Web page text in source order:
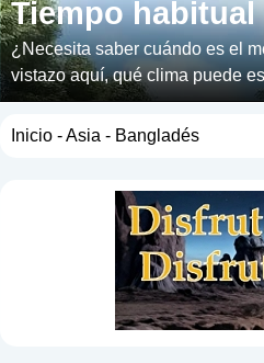
Tiempo
¿Necesita saber cuándo es el
vistazo aquí, qué clima puede
Inicio-Asia - Bangladés